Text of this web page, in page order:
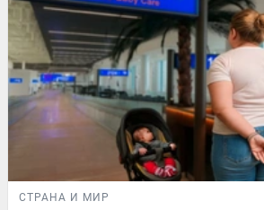
СТРАНА И МИР